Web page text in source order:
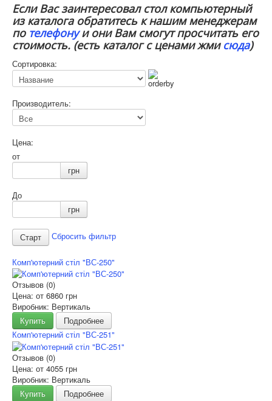
Если Вас заинтересовал стол компьютерный
из каталога обратитесь к нашим менеджерам
по телефонуи они Вам смогут просчитать его
стоимость. (есть каталог с ценами жми сюда)
Сортировка:
Производитель:
Цена:
от
грн
До
грн
Сбросить фильтр
Комп'ютерний стіл "ВС-250"
Отзывов (0)
Цена: от 6860 грн
Виробник: Вертикаль
Купить
Подробнее
Комп'ютерний стіл "ВС-251"
Отзывов (0)
Цена: от 4055 грн
Виробник: Вертикаль
Купить
Подробнее